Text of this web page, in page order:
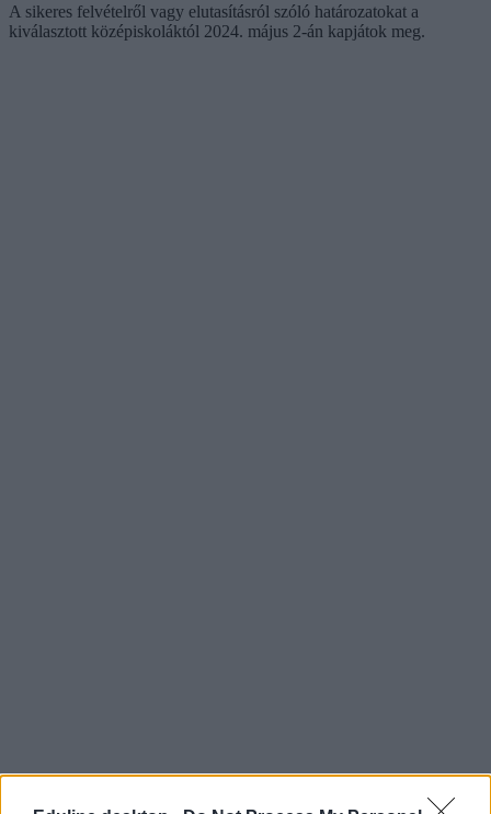
A sikeres felvételről vagy elutasításról szóló határozatokat a
kiválasztott középiskoláktól 2024. május 2-án kapjátok meg.